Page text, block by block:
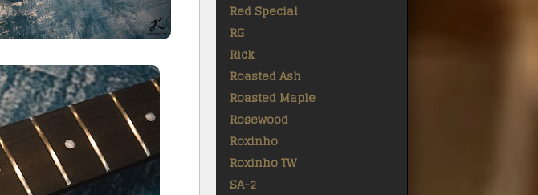
Red Special
RG
Rick
Roasted Ash
Roasted Maple
Rosewood
Roxinho
Roxinho TW
SA-2